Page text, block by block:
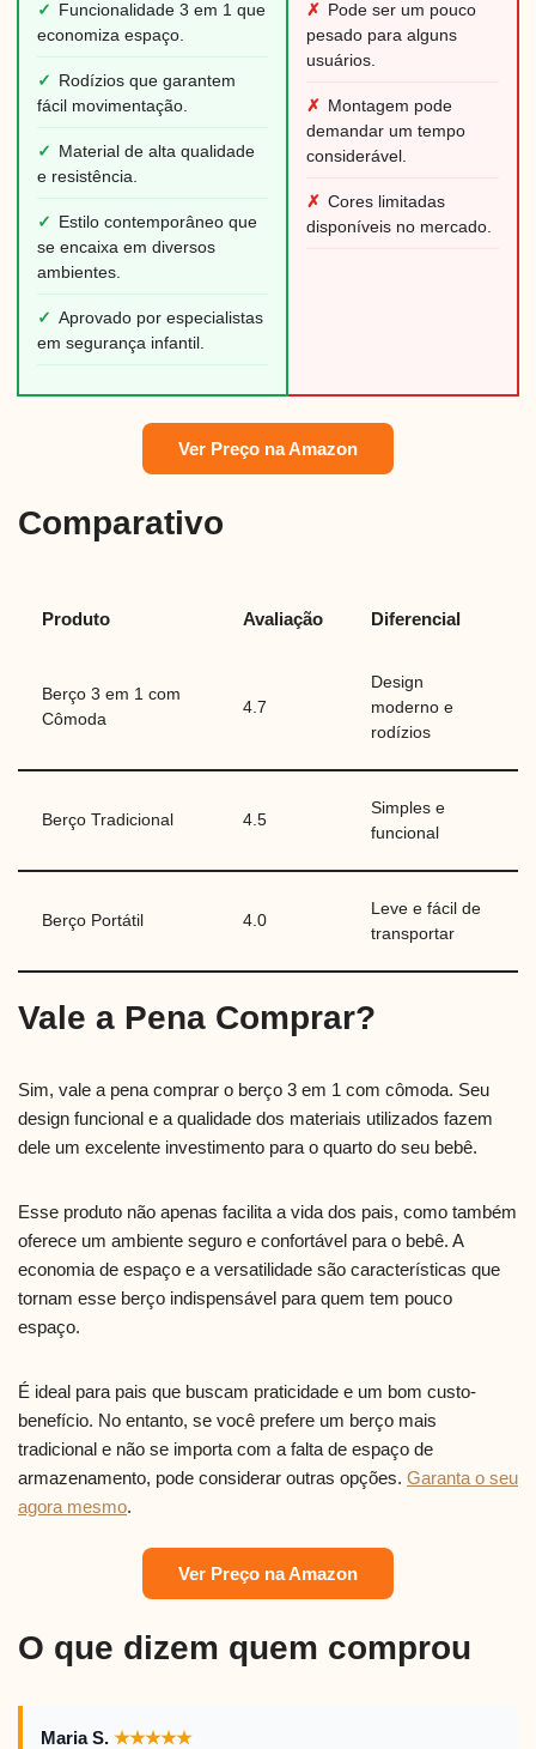
✓
Funcionalidade 3 em 1 que
economiza espaço.
✓
Rodízios que garantem
fácil movimentação.
✓
Material de alta qualidade
e resistência.
✓
Estilo contemporâneo que
se encaixa em diversos
ambientes.
✓ Aprovado por especialistas
em segurança infantil.
✗ Pode ser um pouco
pesado para alguns
usuários.
✗ Montagem pode
demandar um tempo
considerável.
✗ Cores limitadas
disponíveis no mercado.
Ver Preço na Amazon
Comparativo
Produto Avaliação Diferencial
Berço 3 em 1 com
Cômoda
4.7
Design
moderno e
rodízios
Berço Tradicional 4.5
Simples e
funcional
Berço Portátil 4.0
Leve e fácil de
transportar
Vale a Pena Comprar?
Sim, vale a pena comprar o berço 3 em 1 com cômoda. Seu
design funcional e a qualidade dos materiais utilizados fazem
dele um excelente investimento para o quarto do seu bebê.
Esse produto não apenas facilita a vida dos pais, como também
oferece um ambiente seguro e confortável para o bebê. A
economia de espaço e a versatilidade são características que
tornam esse berço indispensável para quem tem pouco
espaço.
É ideal para pais que buscam praticidade e um bom custo-
benefício. No entanto, se você prefere um berço mais
tradicional e não se importa com a falta de espaço de
armazenamento, pode considerar outras opções. Garanta o seu
agora mesmo.
Ver Preço na Amazon
O que dizem quem comprou
Maria S. ★★★★★